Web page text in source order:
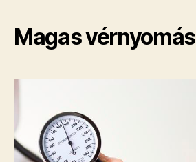
Magas vérnyomás